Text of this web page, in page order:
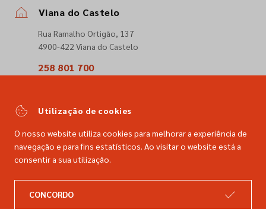
Viana do Castelo
Rua Ramalho Ortigão, 137
4900-422 Viana do Castelo
258 801 700
comercial@dimacer.com
Catálogo
Utilização de cookies
O nosso website utiliza cookies para melhorar a experiência de
navegação e para fins estatísticos. Ao visitar o website está a
consentir a sua utilização.
CONCORDO